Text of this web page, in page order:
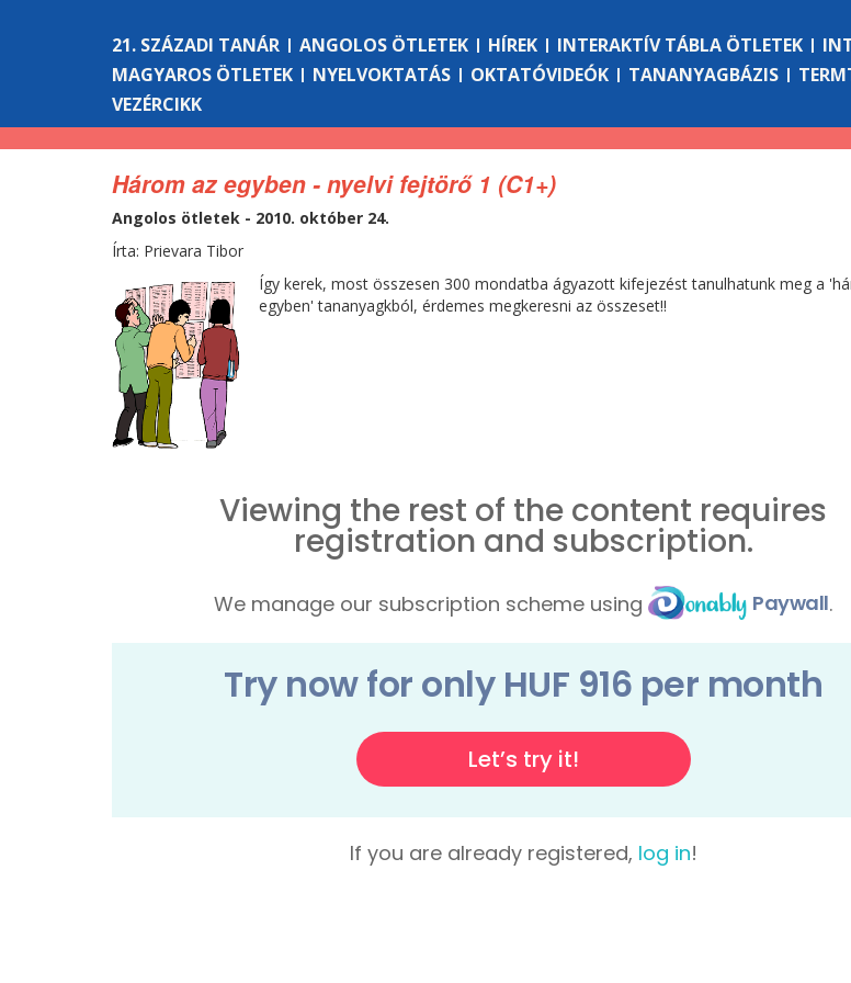
21. SZÁZADI TANÁR ANGOLOS ÖTLETEK HÍREK INTERAKTÍV TÁBLA ÖTLETEK
MAGYAROS ÖTLETEK
NYELVOKTATÁS OKTATÓVIDEÓK TANANYAGBÁZIS
VEZÉRCIKK
Három az egyben - nyelvi fejtörő 1 (C1+)
Angolos ötletek - 2010. október 24.
Írta: Prievara Tibor
Így kerek, most összesen 300 mondatba ágyazott kifejezést tanulhatunk meg a
egyben' tananyagkból, érdemes megkeresni az összeset!!